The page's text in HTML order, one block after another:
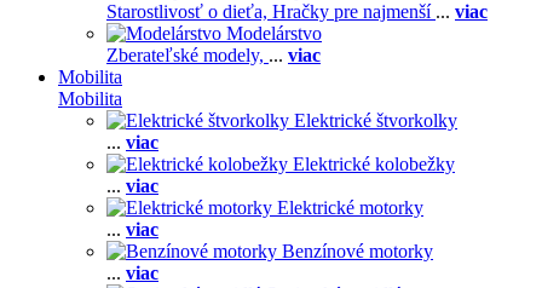
Starostlivosť o dieťa, Hračky pre najmenší ... viac
Modelárstvo
Zberateľské modely, ... viac
Mobilita
Mobilita
Elektrické štvorkolky
... viac
Elektrické kolobežky
... viac
Elektrické motorky
... viac
Benzínové motorky
... viac